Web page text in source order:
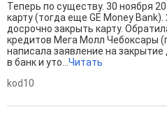
Теперь по существу. 30 ноября
карту (тогда еще GE Money
досрочно закрыть карту.
кредитов Мега Молл Чебоксары
написала заявление на
в банк и уто...Читать
kod10